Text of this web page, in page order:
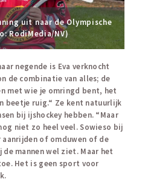
uit naar de Olympische
RodiMedia/NV)
negende is Eva verknocht
de combinatie van alles; de
met wie je omringd bent, het
beetje ruig.“ Ze kent natuurlijk
bij ijshockey hebben. “Maar
niet zo heel veel. Sowieso bij
of omduwen of de
mannen wel ziet. Maar het
Het is geen sport voor